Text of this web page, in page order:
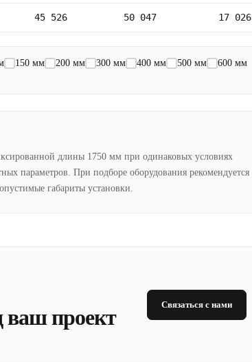
45 526 50 047 17 026
150 мм 200 мм 300 мм 400 мм 500 мм 600 мм
длины 1750 мм при одинаковых условиях
параметров. При подборе оборудования рекомендуется
габариты установки.
ваш проект Связаться с нами